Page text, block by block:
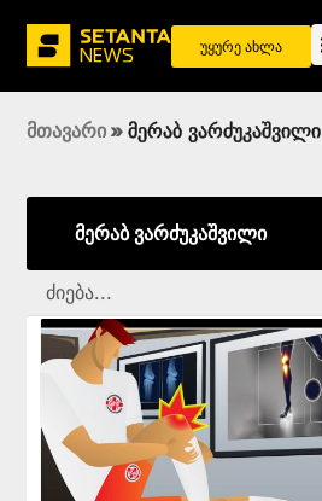
უყურე ახლა
მთავარი » მერაბ ვარძუკაშვილი
მერაბ ვარძუკაშვილი